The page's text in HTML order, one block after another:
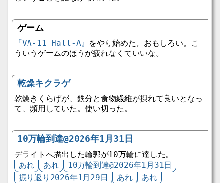
ゲーム
『VA-11 Hall-A』 をやり始めた。おもしろい。こ
ういうゲームのほうが疲れなくていいな。
乾燥キクラゲ
乾燥きくらげが、鉄分と食物繊維が摂れて良いとなっ
て、頻用していた。使い切った。
10万輪到達@2026年1月31日
デライトへ描出した輪郭が10万輪に達した。
あれ
あれ
10万輪到達@2026年1月31日
振り返り2026年1月29日
あれ あれ